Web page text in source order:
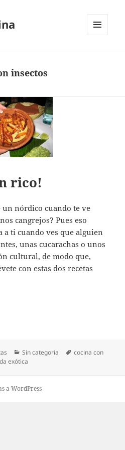
insectos
rico!
un nórdico cuando te ve
cangrejos? Pues eso
a ti cuando ves que alguien
unas cucarachas o unos
cultural, de modo que,
con estas dos recetas
tan rico!
Categorías
Sin categoría Etiquetas
cocina con
exótica
a WordPress